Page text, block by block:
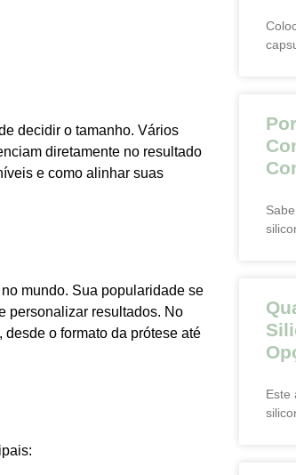
decidir o tamanho. Vários
diretamente no resultado
e como alinhar suas
mundo. Sua popularidade se
personalizar resultados. No
o formato da prótese até
Este